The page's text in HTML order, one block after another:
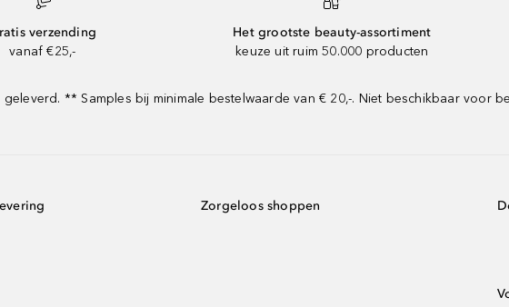
verzending
vanaf €25,-
Het grootste beauty-assortiment
keuze uit ruim 50.000 producten
** Samples bij minimale bestelwaarde van € 20,-. Niet beschikbaar voor
Zorgeloos shoppen